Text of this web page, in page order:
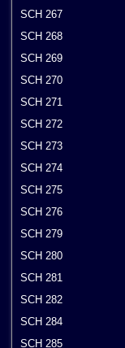
SCH 267
SCH 268
SCH 269
SCH 270
SCH 271
SCH 272
SCH 273
SCH 274
SCH 275
SCH 276
SCH 279
SCH 280
SCH 281
SCH 282
SCH 284
SCH 285